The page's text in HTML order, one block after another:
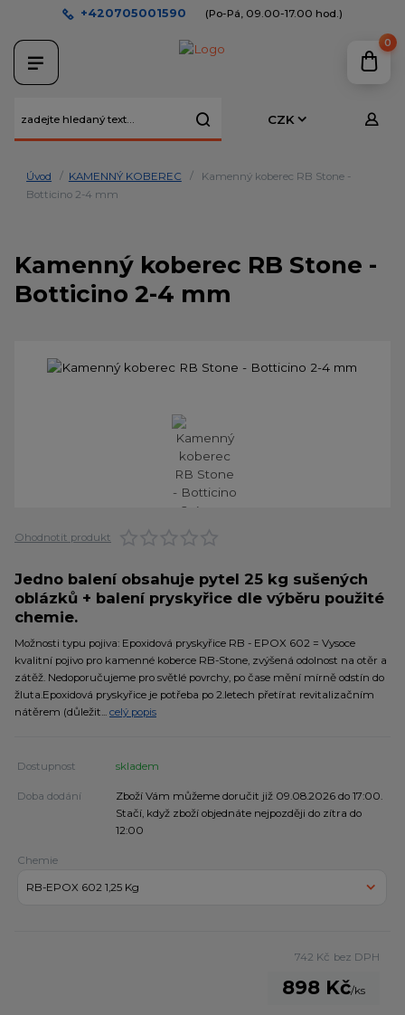
CZK
+420705001590 (Po-Pá, 09.00-17.00 hod.)
0
Úvod KAMENNÝ KOBEREC
Kamenný koberec RB Stone -
Botticino 2-4 mm
Kamenný koberec RB Stone -
Botticino 2-4 mm
Ohodnotit produkt
Jedno balení obsahuje pytel 25 kg sušených
oblázků + balení pryskyřice dle výběru použité
chemie.
Možnosti typu pojiva: Epoxidová pryskyřice RB - EPOX 602 = Vysoce
kvalitní pojivo pro kamenné koberce RB-Stone, zvýšená odolnost na otěr a
zátěž. Nedoporučujeme pro světlé povrchy, po čase mění mírně odstín do
žluta.Epoxidová pryskyřice je potřeba po 2.letech přetírat revitalizačním
nátěrem (důležit... celý popis
Dostupnost skladem
Doba dodání
Zboží Vám můžeme doručit již 09.08.2026 do 17:00.
Stačí, když zboží objednáte nejpozději do zítra do
12:00
Chemie
898 Kč/ks
742 Kč bez DPH